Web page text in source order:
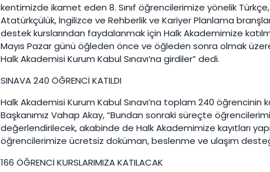
kentimizde ikamet eden 8. Sınıf öğrencilerimize yönelik
Atatürkçülük, İngilizce ve Rehberlik ve Kariyer Planlama
destek kurslarından faydalanmak için Halk Akademimize
Mayıs Pazar günü öğleden önce ve öğleden sonra olmak
Halk Akademisi Kurum Kabul Sınavı’na girdiler” dedi.
SINAVA 240 ÖĞRENCİ KATILDI
Halk Akademisi Kurum Kabul Sınavı’na toplam 240 öğrencinin
Başkanımız Vahap Akay, “Bundan sonraki süreçte
değerlendirilecek, akabinde de Halk Akademimize kayıtları
öğrencilerimize ücretsiz doküman, beslenme ve ulaşım
166 ÖĞRENCİ KURSLARIMIZA KATILACAK